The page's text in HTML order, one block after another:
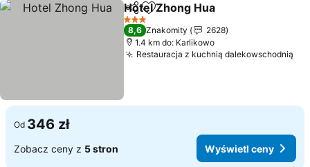
Udostępnij
Dodaj do ulubionych
Hotel Zhong Hua
3 Kategoria
8,6 Znakomity
2628
1.4 km do: Karlikowo
Restauracja z kuchnią dalekowschodnią
Od 346 zł
Zobacz ceny z 5 stron Wyświetl ceny